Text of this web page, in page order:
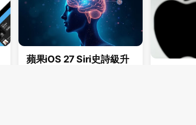
蘋果iOS 27 Siri史詩級升